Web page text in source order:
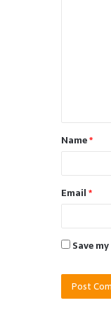
t
*Name*
Email*
Save